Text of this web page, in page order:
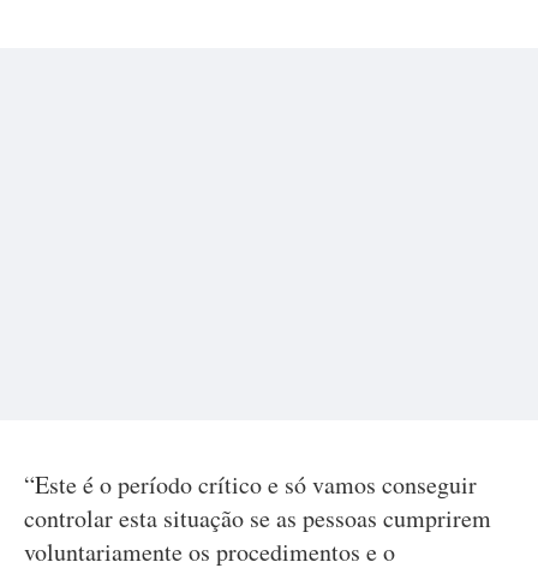
“Este é o período crítico e só vamos conseguir
controlar esta situação se as pessoas cumprirem
voluntariamente os procedimentos e o